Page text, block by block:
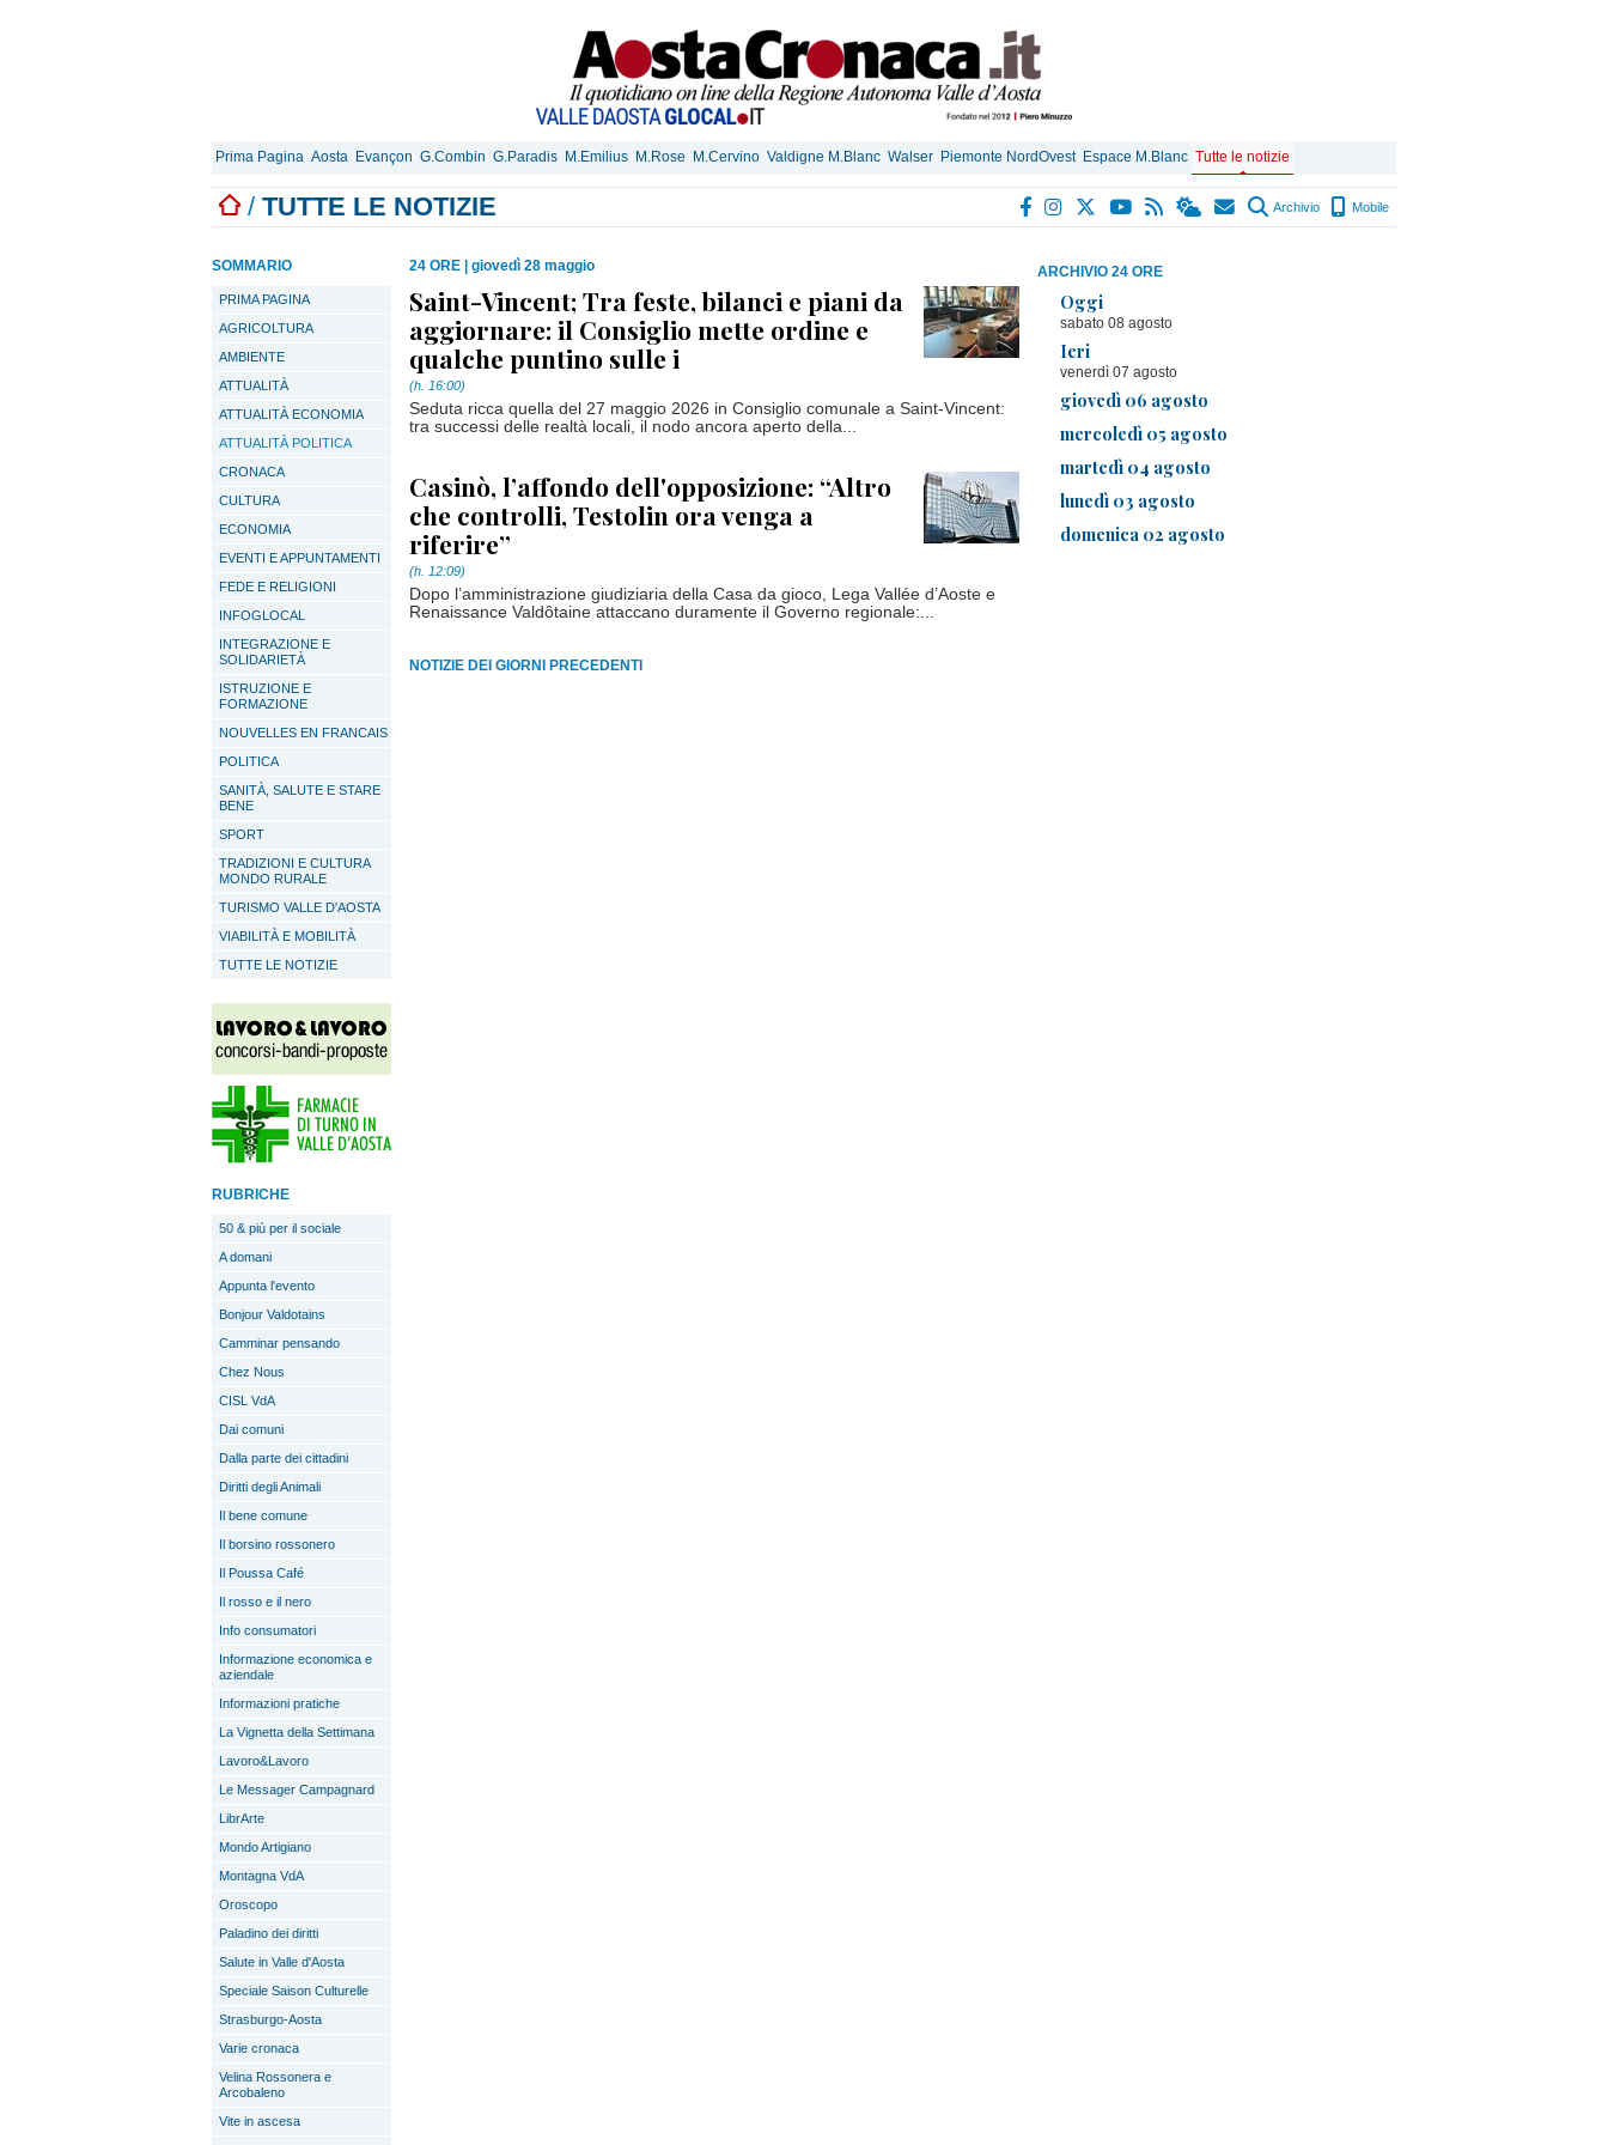
Prima Pagina Aosta Evançon G.Combin G.Paradis M.Emilius M.Rose M.Cervino Valdigne M.Blanc Walser Piemonte NordOvest Espace M.Blanc Tutte le notizie
/ TUTTE LE NOTIZIE Archivio Mobile
ARCHIVIO 24 ORE
Oggi
sabato 08 agosto
Ieri
venerdì 07 agosto
giovedì 06 agosto
mercoledì 05 agosto
martedì 04 agosto
lunedì 03 agosto
domenica 02 agosto
SOMMARIO
PRIMA PAGINA
AGRICOLTURA
AMBIENTE
ATTUALITÀ
ATTUALITÀ ECONOMIA
ATTUALITÀ POLITICA
CRONACA
CULTURA
ECONOMIA
EVENTI E APPUNTAMENTI
FEDE E RELIGIONI
INFOGLOCAL
INTEGRAZIONE E
SOLIDARIETÀ
ISTRUZIONE E
FORMAZIONE
NOUVELLES EN FRANCAIS
POLITICA
SANITÀ, SALUTE E STARE
BENE
SPORT
TRADIZIONI E CULTURA
MONDO RURALE
TURISMO VALLE D'AOSTA
VIABILITÀ E MOBILITÀ
TUTTE LE NOTIZIE
RUBRICHE
50 & più per il sociale
A domani
Appunta l'evento
Bonjour Valdotains
Camminar pensando
Chez Nous
CISL VdA
Dai comuni
Dalla parte dei cittadini
Diritti degli Animali
Il bene comune
Il borsino rossonero
Il Poussa Café
Il rosso e il nero
Info consumatori
Informazione economica e
aziendale
Informazioni pratiche
La Vignetta della Settimana
Lavoro&Lavoro
Le Messager Campagnard
LibrArte
Mondo Artigiano
Montagna VdA
Oroscopo
Paladino dei diritti
Salute in Valle d'Aosta
Speciale Saison Culturelle
Strasburgo-Aosta
Varie cronaca
Velina Rossonera e
Arcobaleno
Vite in ascesa
24 ORE giovedì 28 maggio
Saint-Vincent; Tra feste, bilanci e piani da
aggiornare: il Consiglio mette ordine e
qualche puntino sulle i
(h. 16:00)
Seduta ricca quella del 27 maggio 2026 in Consiglio comunale a Saint-Vincent:
tra successi delle realtà locali, il nodo ancora aperto della...
Casinò, l’affondo dell'opposizione: “Altro
che controlli, Testolin ora venga a
riferire”
(h. 12:09)
Dopo l’amministrazione giudiziaria della Casa da gioco, Lega Vallée d’Aoste e
Renaissance Valdôtaine attaccano duramente il Governo regionale:...
NOTIZIE DEI GIORNI PRECEDENTI